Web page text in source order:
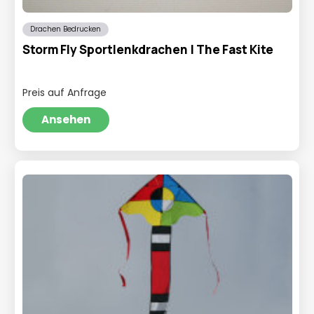
Drachen Bedrucken
Storm Fly Sportlenkdrachen | The Fast Kite
Preis auf Anfrage
Ansehen